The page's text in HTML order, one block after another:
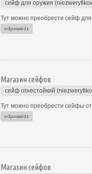
сейф для оружия
Тут можно преобрести сейф
odpowiedz
Магазин сейфов
сейф огнестойкий
Тут можно преобрести сейфы
odpowiedz
Магазин сейфов